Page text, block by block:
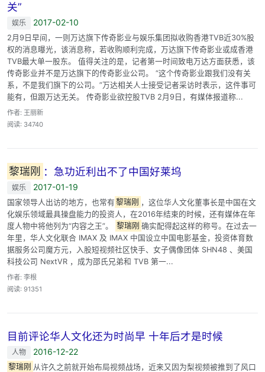
关”
娱乐 2017-02-10
2月9日早间，一则万达旗下传奇影业与娱乐集团拟收购香港TVB近30%股
权的消息曝光，该消息称，若收购顺利完成，万达旗下传奇影业或成香港
TVB最大单一股东。 值得关注的是，记者第一时间致电万达方面获悉，该
传奇影业并不是万达旗下的传奇影业公司。 “这个传奇影业跟我们没有关
系，不是我们旗下的公司。”万达相关人士接受记者采访时表示，这件事可
能有，但跟万达无关。 传奇影业欲控股TVB 2月9日，有媒体报道称...
作者: 王丽新
阅读: 34740
黎瑞刚 ：急功近利出不了中国好莱坞
娱乐 2017-01-19
国家领导人出访的地方，也常有 黎瑞刚 ，这位华人文化董事长是中国在文
化娱乐领域最具操盘能力的投资人，在2016年结束的时候，还有媒体在年
度人物中将他列为“内容之王”。
黎瑞刚 确实配得起这样的称号。在过去一
年里，华人文化联合 IMAX 及 IMAX 中国设立中国电影基金，投资体育数
据服务公司魔方元，入股短视频社区快手、女子偶像团体 SHN48 、美国
科技公司 NextVR ，成为邵氏兄弟和 TVB 第一...
作者: 李根
阅读: 91351
目前评论华人文化还为时尚早 十年后才是时候
人物 2016-12-22
黎瑞刚 从许久之前就开始布局视频战场，近来又因为梨视频被推到了风口